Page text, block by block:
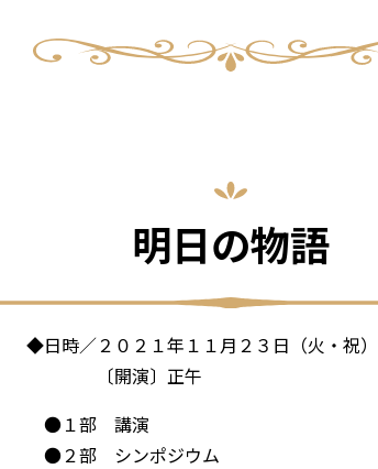
明日の物語
◆日時／２０２１年１１月２３日（火・祝）
〔開演〕正午
●１部 講演
●２部 シンポジウム